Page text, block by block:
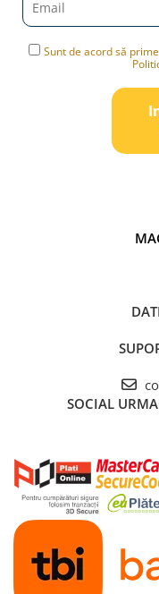
Sunt de acord să
SOCIAL